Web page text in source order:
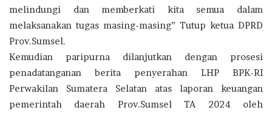
melindungi dan memberkati kita semua dalam
melaksanakan tugas masing-masing” Tutup ketua DPRD
Prov.Sumsel.
Kemudian paripurna dilanjutkan dengan prosesi
penadatanganan berita penyerahan LHP BPK-RI
Perwakilan Sumatera Selatan atas laporan keuangan
pemerintah daerah Prov.Sumsel TA 2024 oleh